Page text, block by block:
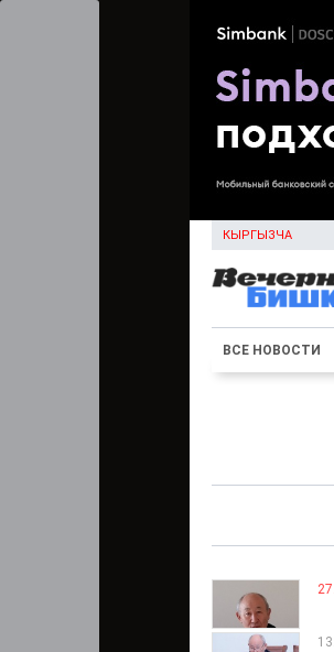
КЫРГЫЗЧА
ВСЕ НОВОСТИ